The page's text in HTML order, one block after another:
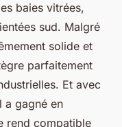
baies vitrées,
sud. Malgré
solide et
parfaitement
Et avec
a gagné en
rend compatible